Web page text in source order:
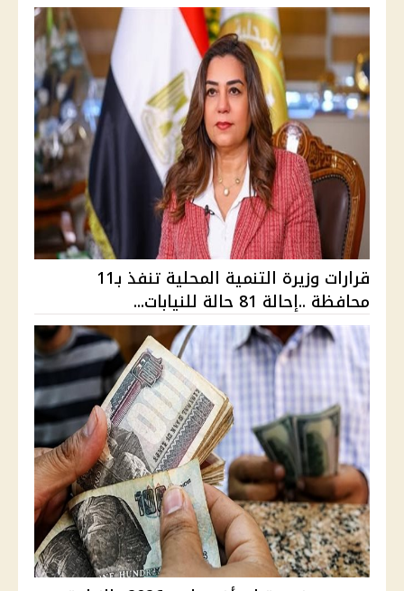
قرارات وزيرة التنمية المحلية تنفذ بـ11
محافظة ..إحالة 81 حالة للنيابات...